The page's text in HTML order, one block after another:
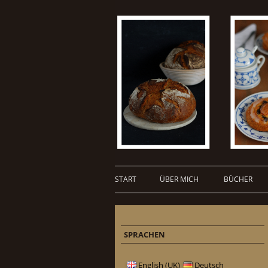
START ÜBER MICH BÜCHER
SPRACHEN
English (UK) Deutsch